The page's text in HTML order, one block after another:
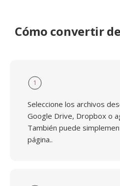
Cómo convertir de
1
Seleccione los archivos
Google Drive, Dropbox o
También puede
página..